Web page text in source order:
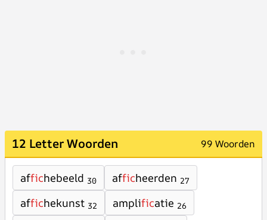
12 Letter Woorden 99 Woorden
affichebeeld 30 afficheerden 27
affichekunst 32 amplificatie 26